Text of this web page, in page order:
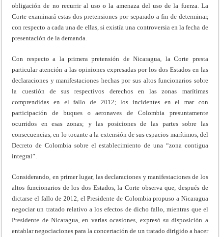
obligación de no recurrir al uso o la amenaza del uso de la fuerza. La
Corte examinará estas dos pretensiones por separado a fin de determinar,
con respecto a cada una de ellas, si existía una controversia en la fecha de
presentación de la demanda.
Con respecto a la primera pretensión de Nicaragua, la Corte presta
particular atención a las opiniones expresadas por los dos Estados en las
declaraciones y manifestaciones hechas por sus altos funcionarios sobre
la cuestión de sus respectivos derechos en las zonas marítimas
comprendidas en el fallo de 2012; los incidentes en el mar con
participación de buques o aeronaves de Colombia presuntamente
ocurridos en esas zonas; y las posiciones de las partes sobre las
consecuencias, en lo tocante a la extensión de sus espacios marítimos, del
Decreto de Colombia sobre el establecimiento de una “zona contigua
integral”.
Considerando, en primer lugar, las declaraciones y manifestaciones de los
altos funcionarios de los dos Estados, la Corte observa que, después de
dictarse el fallo de 2012, el Presidente de Colombia propuso a Nicaragua
negociar un tratado relativo a los efectos de dicho fallo, mientras que el
Presidente de Nicaragua, en varias ocasiones, expresó su disposición a
entablar negociaciones para la concertación de un tratado dirigido a hacer